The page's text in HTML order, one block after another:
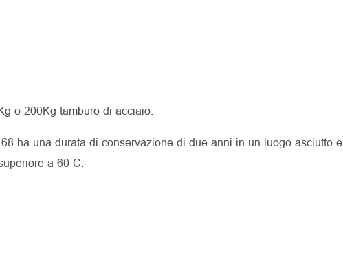
o 200Kg tamburo di acciaio.
ha una durata di conservazione di due anni in un luogo asciutto e
a 60 C.